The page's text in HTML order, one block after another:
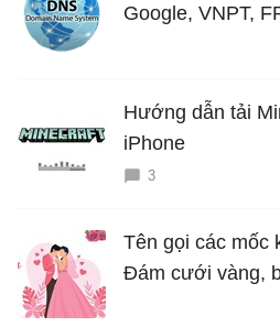
Google, VNPT,
Hướng dẫn tải
iPhone
3
Tên gọi các mốc
Đám cưới vàng,